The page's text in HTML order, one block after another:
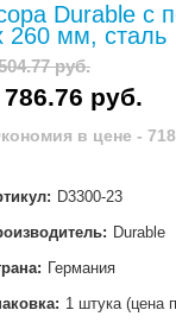
Durable с
260 мм, сталь
руб.
786.76 руб.
в цене -
D3300-23
Durable
Германия
1 штука (цена